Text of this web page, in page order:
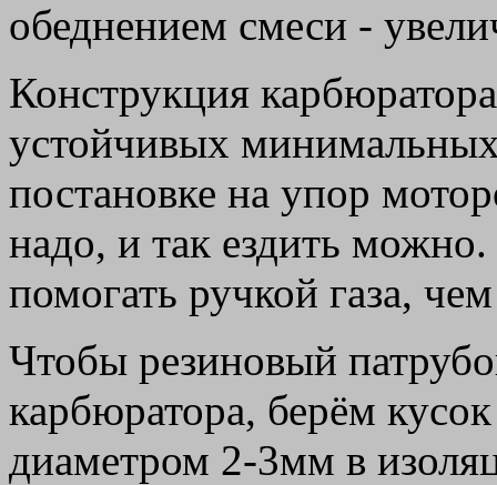
обеднением смеси -
Конструкция
устойчивых
постановке на упор
надо, и так ездить
помогать ручкой газа,
Чтобы резиновый
карбюратора, берём
диаметром 2-3мм в